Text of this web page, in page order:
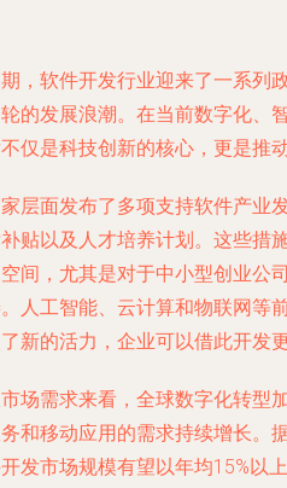
，软件开发行业迎来了一系列
的发展浪潮。在当前数字化、
仅是科技创新的核心，更是推
层面发布了多项支持软件产业
贴以及人才培养计划。这些措
间，尤其是对于中小型创业公
人工智能、云计算和物联网等
新的活力，企业可以借此开发
场需求来看，全球数字化转型
和移动应用的需求持续增长。
发市场规模有望以年均15%以